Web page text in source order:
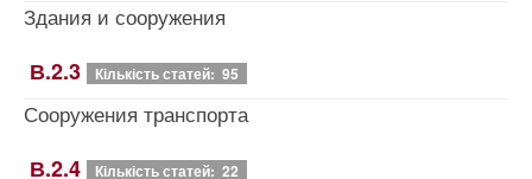
Здания и сооружения
В.2.3 Кількість статей: 95
Сооружения транспорта
В.2.4 Кількість статей: 22